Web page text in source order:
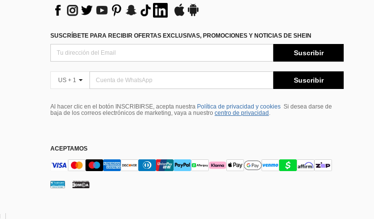
SUSCRÍBETE PARA RECIBIR OFERTAS EXCLUSIVAS, PROMOCIONES Y NOTICIAS DE SHEIN
Suscribir
US + 1 Suscribir
Al hacer clic en el botón INSCRIBIRSE, acepta nuestra Política de privacidad y cookies Si desea darse de
baja de los correos electrónicos de marketing, vaya a nuestro centro de privacidad .
ACEPTAMOS